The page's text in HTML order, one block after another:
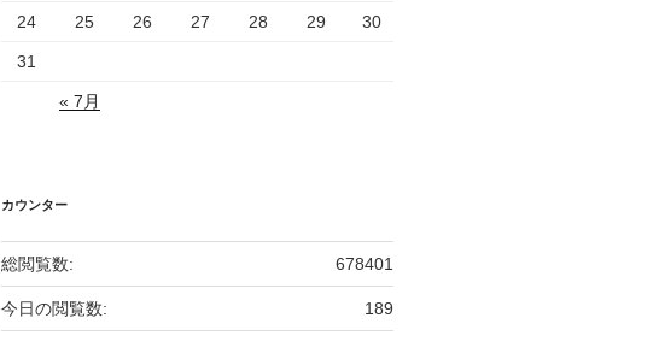
24 25 26 27 28 29 30
31
« 7月
カウンター
678401
総閲覧数:
189
今日の閲覧数: